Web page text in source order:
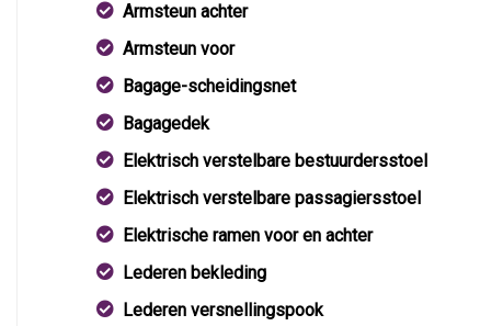
Armsteun achter
Armsteun voor
Bagage-scheidingsnet
Bagagedek
Elektrisch verstelbare bestuurdersstoel
Elektrisch verstelbare passagiersstoel
Elektrische ramen voor en achter
Lederen bekleding
Lederen versnellingspook